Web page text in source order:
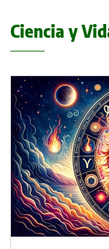
Ciencia y